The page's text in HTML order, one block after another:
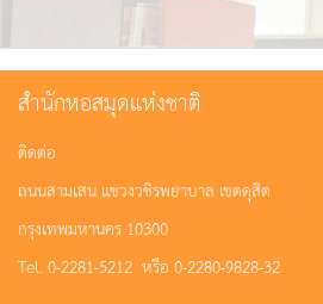
สำนักหอสมุดแห่งชาติ
ติดต่อ
ถนนสามเสน แขวงวชิรพยาบาล เขตดุสิต
กรุงเทพมหานคร 10300
Tel. 0-2281-5212 หรือ 0-2280-9828-32